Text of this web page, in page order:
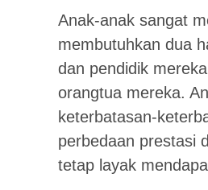
Anak-anak sangat
membutuhkan dua
dan pendidik
orangtua mereka.
keterbatasan-
perbedaan prestasi
tetap layak